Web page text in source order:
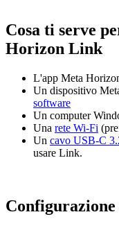
Cosa ti serve
Horizon Link
L'app Meta
Un dispositivo
software
Un computer
Una rete Wi-Fi
Un cavo USB-C
usare Link.